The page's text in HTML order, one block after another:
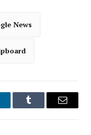
News
Tumblr Email